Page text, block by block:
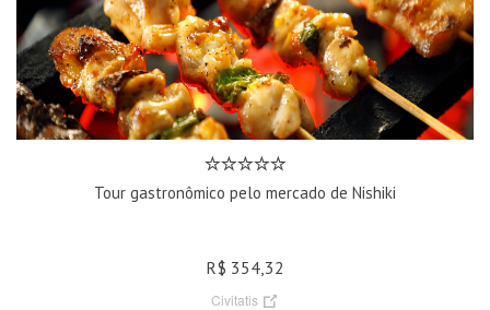
Tour gastronômico pelo mercado de Nishiki
R$ 354,32
Civitatis